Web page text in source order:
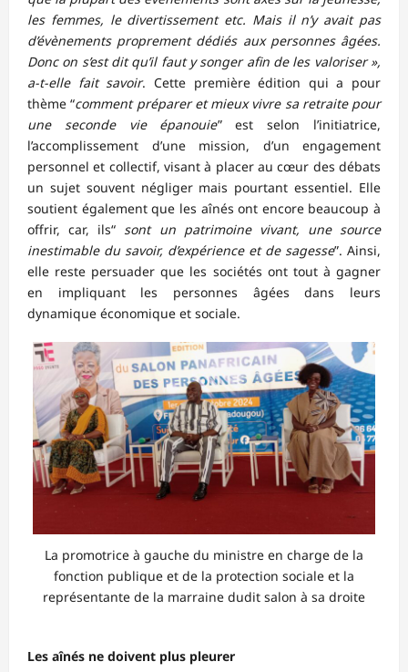
les femmes, le divertissement etc. Mais il n’y avait pas
d’évènements proprement dédiés aux personnes âgées.
Donc on s’est dit qu’il faut y songer afin de les valoriser »,
a-t-elle fait savoir. Cette première édition qui a pour
thème “comment préparer et mieux vivre sa retraite pour
une seconde vie épanouie” est selon l’initiatrice,
l’accomplissement d’une mission, d’un engagement
personnel et collectif, visant à placer au cœur des débats
un sujet souvent négliger mais pourtant essentiel. Elle
soutient également que les aînés ont encore beaucoup à
offrir, car, ils“ sont un patrimoine vivant, une source
inestimable du savoir, d’expérience et de sagesse”. Ainsi,
elle reste persuader que les sociétés ont tout à gagner
en impliquant les personnes âgées dans leurs
dynamique économique et sociale.
La promotrice à gauche du ministre en charge de la
fonction publique et de la protection sociale et la
représentante de la marraine dudit salon à sa droite
Les aînés ne doivent plus pleurer